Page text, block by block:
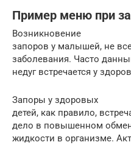
Пример меню при
Возникновение
запоров у малышей, не
заболевания. Часто
недуг встречается у
Запоры у здоровых
детей, как правило,
дело в повышенном
жидкости в организме.